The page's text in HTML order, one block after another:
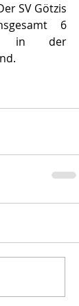
SV Götzis
6
in der